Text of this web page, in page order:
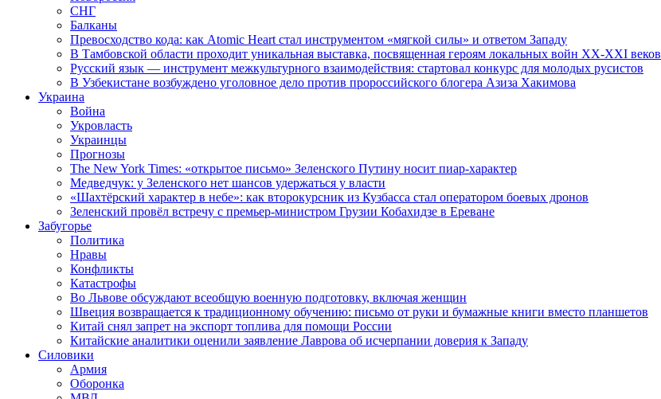
СНГ
Балканы
Превосходство кода: как Atomic Heart стал инструментом «мягкой силы» и ответом Западу
В Тамбовской области проходит уникальная выставка, посвященная героям локальных войн XX-XXI веков
Русский язык — инструмент межкультурного взаимодействия: стартовал конкурс для молодых русистов
В Узбекистане возбуждено уголовное дело против пророссийского блогера Азиза Хакимова
Украина
Война
Укровласть
Украинцы
Прогнозы
The New York Times: «открытое письмо» Зеленского Путину носит пиар-характер
Медведчук: у Зеленского нет шансов удержаться у власти
«Шахтёрский характер в небе»: как второкурсник из Кузбасса стал оператором боевых дронов
Зеленский провёл встречу с премьер-министром Грузии Кобахидзе в Ереване
Забугорье
Политика
Нравы
Конфликты
Катастрофы
Во Львове обсуждают всеобщую военную подготовку, включая женщин
Швеция возвращается к традиционному обучению: письмо от руки и бумажные книги вместо планшетов
Китай снял запрет на экспорт топлива для помощи России
Китайские аналитики оценили заявление Лаврова об исчерпании доверия к Западу
Силовики
Армия
Оборонка